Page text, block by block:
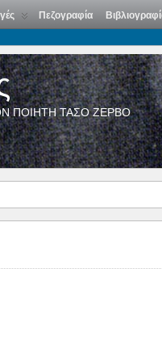
Πεζογραφία
ΠΟΙΗΤΗ ΤΑΣΟ ΖΕΡΒΟ